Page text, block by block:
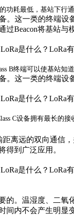
的功耗最低，基站下行
。这一类的终端
Beacon将基站与
B终端可以使基站知
。这一类的终端设
C设备拥有最长的
离远的双向通信
得到广泛应用。
的。温湿度、二
间内不会产生明